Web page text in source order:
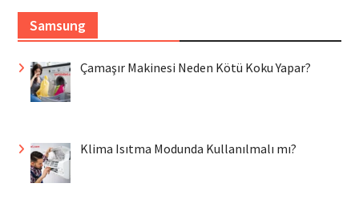
Samsung
Çamaşır Makinesi Neden Kötü Koku Yapar?
Klima Isıtma Modunda Kullanılmalı mı?